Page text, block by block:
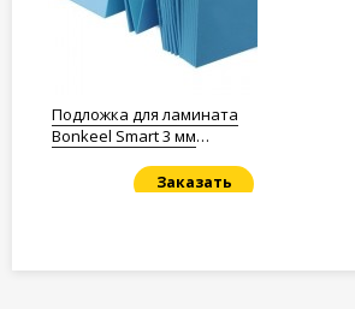
Подложка для ламината
Bonkeel Smart 3 мм
Заказать